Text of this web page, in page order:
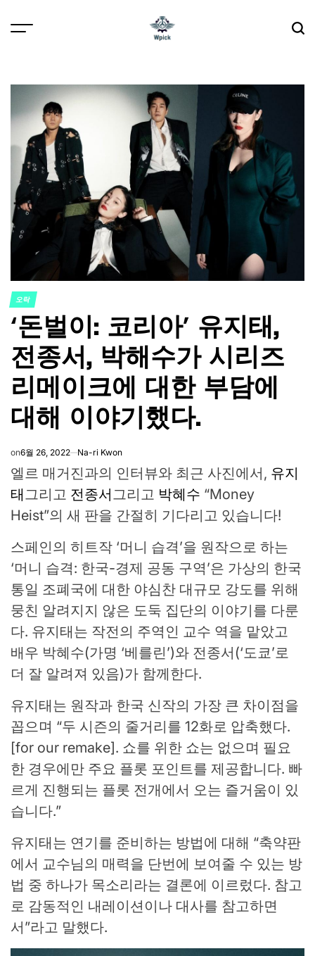
POSTED
IN
오락
‘돈벌이: 코리아’ 유지태,
전종서, 박해수가 시리즈
리메이크에 대한 부담에
대해 이야기했다.
on6월 26, 2022 Na-ri Kwon
엘르 매거진과의 인터뷰와 최근 사진에서, 유지
태 그리고 전종서 그리고 박혜수 “Money
Heist”의 새 판을 간절히 기다리고 있습니다!
스페인의 히트작 ‘머니 습격’을 원작으로 하는
‘머니 습격: 한국-경제 공동 구역’은 가상의 한국
통일 조폐국에 대한 야심찬 대규모 강도를 위해
뭉친 알려지지 않은 도둑 집단의 이야기를 다룬
다. 유지태는 작전의 주역인 교수 역을 맡았고
배우 박혜수(가명 ‘베를린’)와 전종서(‘도쿄’로
더 잘 알려져 있음)가 함께한다.
유지태는 원작과 한국 신작의 가장 큰 차이점을
꼽으며 “두 시즌의 줄거리를 12화로 압축했다.
[for our remake]. 쇼를 위한 쇼는 없으며 필요
한 경우에만 주요 플롯 포인트를 제공합니다. 빠
르게 진행되는 플롯 전개에서 오는 즐거움이 있
습니다.”
유지태는 연기를 준비하는 방법에 대해 “축약판
에서 교수님의 매력을 단번에 보여줄 수 있는 방
법 중 하나가 목소리라는 결론에 이르렀다. 참고
로 감동적인 내레이션이나 대사를 참고하면
서”라고 말했다.